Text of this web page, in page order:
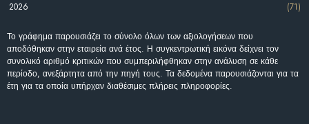
2026
(71)
Το γράφημα παρουσιάζει το σύνολο όλων των αξιολογήσεων που
αποδόθηκαν στην εταιρεία ανά έτος. Η συγκεντρωτική εικόνα δείχνει τον
συνολικό αριθμό κριτικών που συμπεριλήφθηκαν στην ανάλυση σε κάθε
περίοδο, ανεξάρτητα από την πηγή τους. Τα δεδομένα παρουσιάζονται για τα
έτη για τα οποία υπήρχαν διαθέσιμες πλήρεις πληροφορίες.